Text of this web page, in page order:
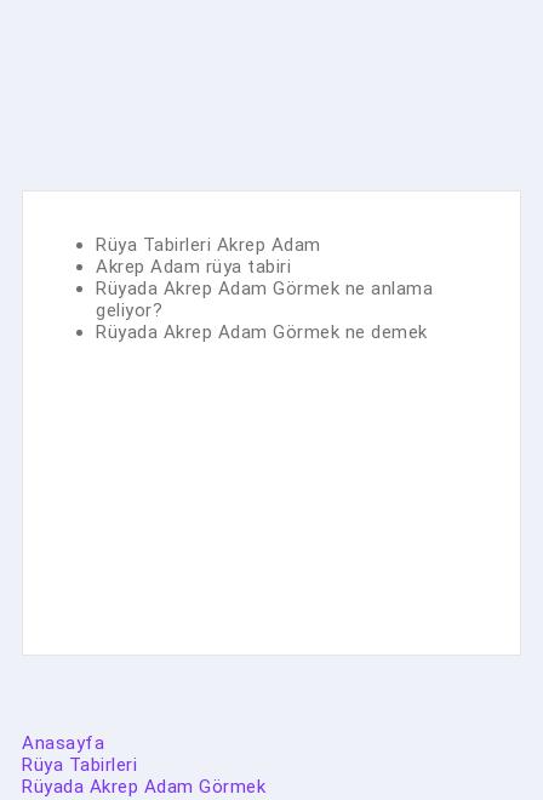
Rüya Tabirleri Akrep Adam
Akrep Adam rüya tabiri
Rüyada Akrep Adam Görmek ne anlama
geliyor?
Rüyada Akrep Adam Görmek ne demek
Anasayfa
Rüya Tabirleri
Rüyada Akrep Adam Görmek